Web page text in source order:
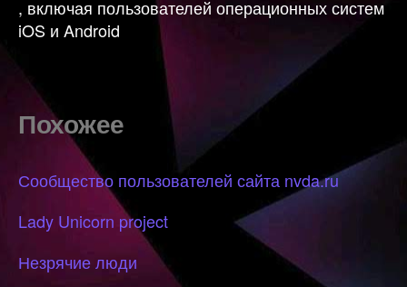
, включая пользователей операционных систем
iOS и Android
Похожее
Сообщество пользователей сайта nvda.ru
Lady Unicorn project
Незрячие люди